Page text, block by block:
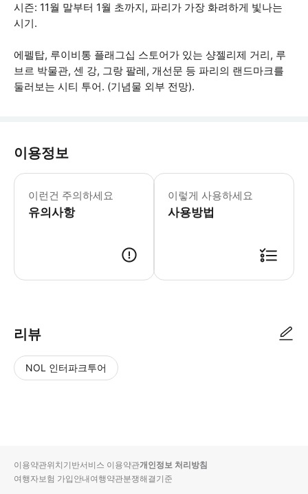
시즌: 11월 말부터 1월 초까지, 파리가 가장 화려하게 빛나는
시기.
에펠탑, 루이비통 플래그십 스토어가 있는 샹젤리제 거리, 루
브르 박물관, 센 강, 그랑 팔레, 개선문 등 파리의 랜드마크를
둘러보는 시티 투어. (기념물 외부 전망).
이용정보
이런건 주의하세요
유의사항
이 투어를 준비하기 위해 연락처 정
이렇게 사용하세요
사용방법
리뷰
NOL 인터파크투어
입니
다.
순
상
이용약관위치기반서비스 이용약관개인정보 처리방침
여행자보험 가입안내여행약관분쟁해결기준